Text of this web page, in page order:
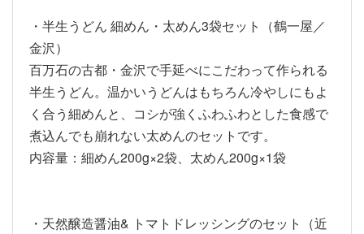
・半生うどん 細めん・太めん3袋セット（鶴一屋／
金沢）
百万石の古都・金沢で手延べにこだわって作られる
半生うどん。温かいうどんはもちろん冷やしにもよ
く合う細めんと、コシが強くふわふわとした食感で
煮込んでも崩れない太めんのセットです。
内容量：細めん200g×2袋、太めん200g×1袋
・天然醸造醤油& トマトドレッシングのセット（近